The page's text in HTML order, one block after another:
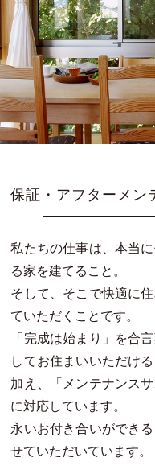
保証・アフターメン
私たちの仕事は、本当
る家を建てること。
そして、そこで快適に
ていただくことです。
「完成は始まり」を合
してお住まいいただけ
加え、「メンテナンス
に対応しています。
永いお付き合いができ
せていただいています。